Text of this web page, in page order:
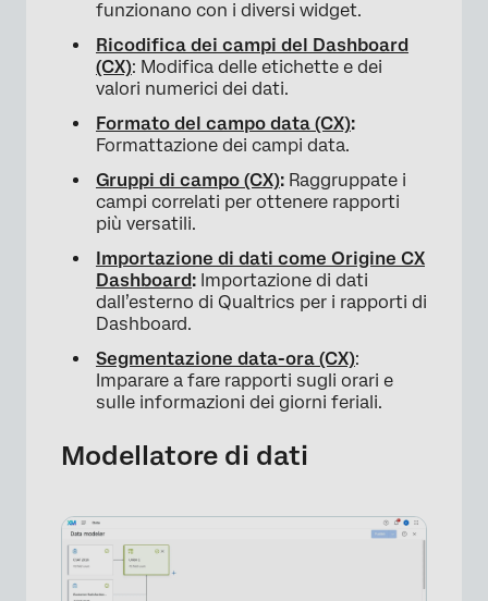
funzionano con i diversi widget.
Ricodifica dei campi del Dashboard
(CX): Modifica delle etichette e dei
valori numerici dei dati.
Formato del campo data (CX):
Formattazione dei campi data.
Gruppi di campo (CX): Raggruppate i
campi correlati per ottenere rapporti
più versatili.
Importazione di dati come Origine CX
Dashboard: Importazione di dati
dall’esterno di Qualtrics per i rapporti di
Dashboard.
Segmentazione data-ora (CX):
Imparare a fare rapporti sugli orari e
sulle informazioni dei giorni feriali.
Modellatore di dati